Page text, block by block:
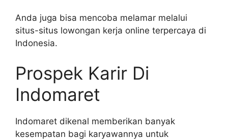
Anda juga bisa mencoba melamar melalui
situs-situs lowongan kerja online terpercaya di
Indonesia.
Prospek Karir Di
Indomaret
Indomaret dikenal memberikan banyak
kesempatan bagi karyawannya untuk